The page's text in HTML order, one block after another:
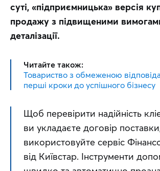
суті, «підприємницька» версія
продажу з підвищеними
деталізації.
Читайте також:
Товариство з обмеженою
перші кроки до успішного бізнесу
Щоб перевірити надійність
ви укладаєте договір
використовуйте сервіс
від Київстар. Інструменти